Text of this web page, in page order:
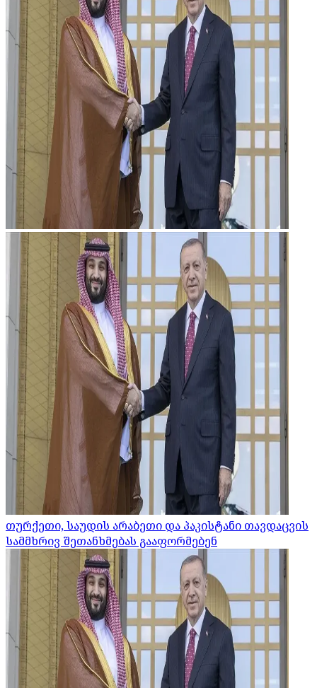
თურქეთი, საუდის არაბეთი და პაკისტანი თავდაცვის
სამმხრივ შეთანხმებას გააფორმებენ